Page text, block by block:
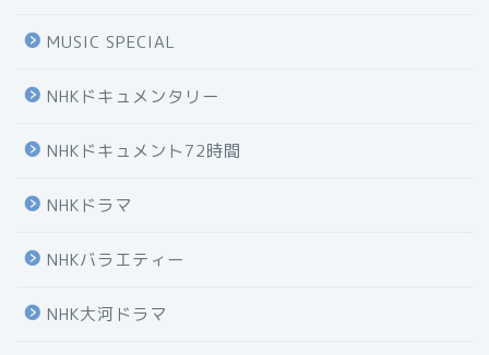
MUSIC SPECIAL
NHKドキュメンタリー
NHKドキュメント72時間
NHKドラマ
NHKバラエティー
NHK大河ドラマ